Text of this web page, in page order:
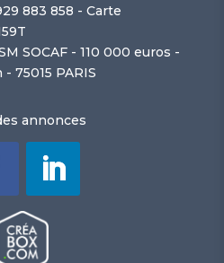
883 858 - Carte
SOCAF - 110 000 euros -
75015 PARIS
annonces